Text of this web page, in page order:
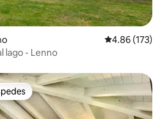
Calificación
4.86 (173)
lago - Lenno
preferido